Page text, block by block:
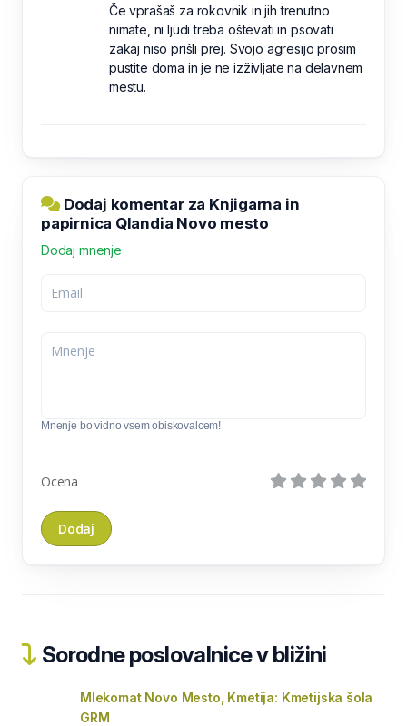
Če vprašaš za rokovnik in jih trenutno
nimate, ni ljudi treba oštevati in psovati
zakaj niso prišli prej. Svojo agresijo prosim
pustite doma in je ne izživljate na delavnem
mestu.
Dodaj komentar za Knjigarna in
papirnica Qlandia Novo mesto
Dodaj mnenje
Mnenje bo vidno vsem obiskovalcem!
Ocena
Sorodne poslovalnice v bližini
Mlekomat Novo Mesto, Kmetija: Kmetijska šola
GRM